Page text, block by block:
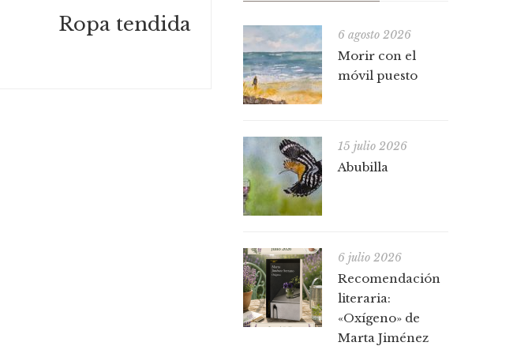
Ropa tendida 6 agosto 2026
Morir con el
móvil puesto
15 julio 2026
Abubilla
6 julio 2026
Recomendación
literaria:
«Oxígeno» de
Marta Jiménez